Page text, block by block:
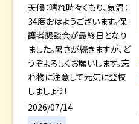
天候：晴れ時々くもり、気温：
34度おはようございます。保
護者懇談会が最終日となり
ました。暑さが続きますが、ど
うぞよろしくお願いします。忘
れ物に注意して元気に登校
しましょう！
2026/07/14